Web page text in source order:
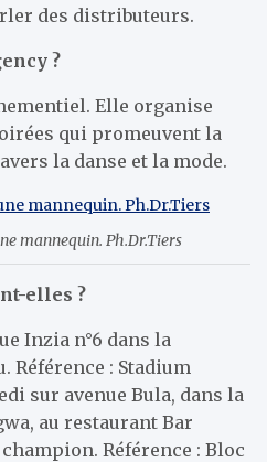
des distributeurs.
?
Elle organise
qui promeuvent la
la danse et la mode.
mannequin. Ph.Dr.Tiers
elles ?
Inzia n°6 dans la
Référence : Stadium
sur avenue Bula, dans la
au restaurant Bar
Référence : Bloc